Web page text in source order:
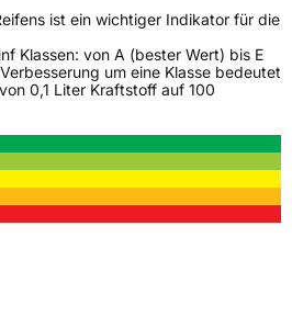
ist ein wichtiger Indikator für die
Klassen: von A (bester Wert) bis E
um eine Klasse bedeutet
0,1 Liter Kraftstoff auf 100